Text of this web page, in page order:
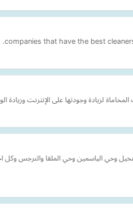
companies that have the best
لزيادة وجودتها على الإنترنت وزيادة
وحي الياسمين وحي الملقا والنرجس